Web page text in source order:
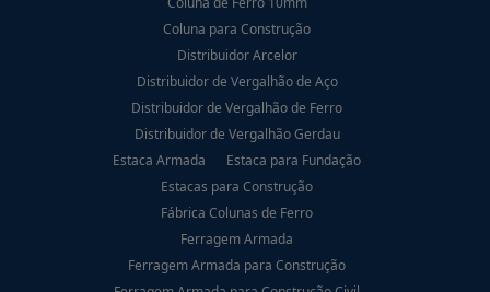
Coluna para Construção
Distribuidor Arcelor
Distribuidor de Vergalhão de Aço
Distribuidor de Vergalhão de Ferro
Distribuidor de Vergalhão Gerdau
Estaca Armada
Estaca para Fundação
Estacas para Construção
Fábrica Colunas de Ferro
Ferragem Armada
Ferragem Armada para Construção